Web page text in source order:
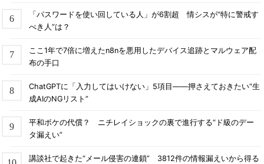
「パスワードを使い回している人」が6割超 情シスが“特に警戒す
べき人”は？
ここ1年で7倍に増えたn8nを悪用したデバイス追跡とマルウェア配
布の手口
ChatGPTに「入力してはいけない」5項目――押さえておきたい“生
成AIのNGリスト”
平和ボケの代償？ ニチレイショックの裏で進行する“ド級のデー
タ漏えい”
講談社で起きた“メール侵害の連鎖” 3812件の情報漏えいから得る